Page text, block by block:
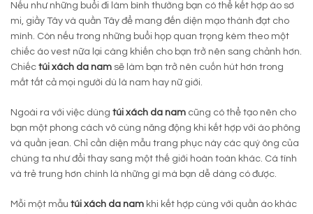
Nếu như những buổi đi làm bình thường bạn có thể kết hợp áo sơ
mi, giầy Tây và quần Tây để mang đến diện mạo thành đạt cho
mình. Còn nếu trong những buổi họp quan trọng kèm theo một
chiếc áo vest nữa lại càng khiến cho bạn trở nên sang chảnh hơn.
Chiếc túi xách da nam sẽ làm bạn trở nên cuốn hút hơn trong
mắt tất cả mọi người dù là nam hay nữ giới.
Ngoài ra với việc dùng túi xách da nam cũng có thể tạo nên cho
bạn một phong cách vô cùng năng động khi kết hợp với áo phông
và quần jean. Chỉ cần diện mẫu trang phục này các quý ông của
chúng ta như đổi thay sang một thế giới hoàn toàn khác. Cá tính
và trẻ trung hơn chính là những gì mà bạn dễ dàng có được.
Mỗi một mẫu túi xách da nam khi kết hợp cùng với quần áo khác